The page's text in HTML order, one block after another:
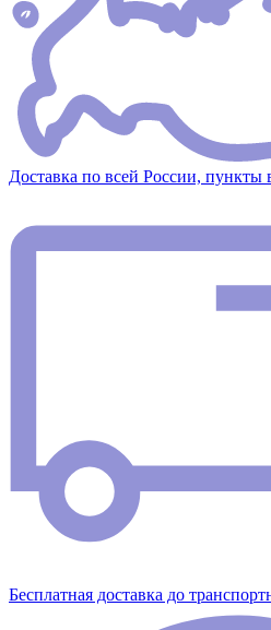
Доставка по всей России,
Бесплатная доставка до